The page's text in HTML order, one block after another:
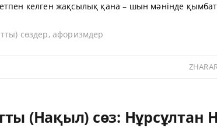
келген жақсылық қана – шын мәнінде
сөздер, афоризмдер
(Нақыл) сөз: Нұрсұлтан